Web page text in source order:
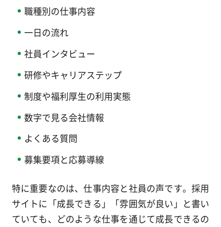
職種別の仕事内容
一日の流れ
社員インタビュー
研修やキャリアステップ
制度や福利厚生の利用実態
数字で見る会社情報
よくある質問
募集要項と応募導線
特に重要なのは、仕事内容と社員の声です。採用
サイトに「成長できる」「雰囲気が良い」と書い
ていても、どのような仕事を通じて成長できるの